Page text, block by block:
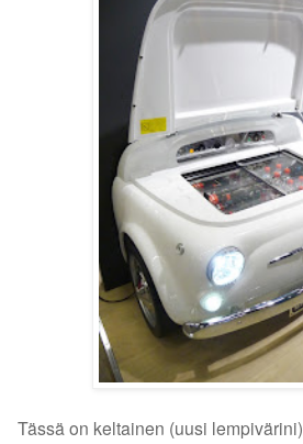
Tässä on keltainen (uusi lempivärini)